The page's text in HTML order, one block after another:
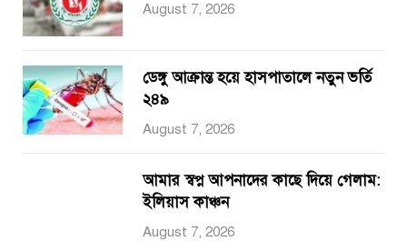
August 7, 2026
ডেঙ্গু আক্রান্ত হয়ে হাসপাতালে নতুন ভর্তি
২৪৯
August 7, 2026
আমার স্বপ্ন আপনাদের কাছে দিয়ে গেলাম:
ইলিয়াস কাঞ্চন
August 7, 2026